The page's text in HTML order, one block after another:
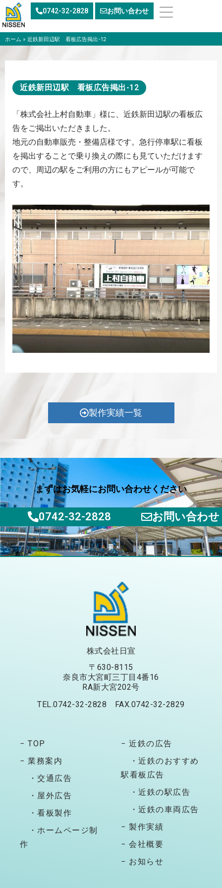
内
容
を
ス
ッ
0742-32-2828 お問い合わせ
ホーム » 近鉄新田辺駅 看板広告掲出-12
近鉄新田辺駅 看板広告掲出-12
「株式会社上村自動車」様に、近鉄新田辺駅の看板広
告をご掲出いただきました。
地元の自動車販売・整備店様です。急行停車駅に看板
を掲出することで乗り換えの際にも見ていただけます
ので、周辺の駅をご利用の方にもアピールが可能で
す。
製作実績一覧
まずはお気軽にお問い合わせください
0742-32-2828 お問い合わせ
株式会社日宣
〒630-8115
奈良市大宮町三丁目4番16
RA新大宮202号
TEL.0742-32-2828 FAX.0742-32-2829
− TOP
− 業務案内
・交通広告
・屋外広告
・看板製作
・ホームページ制
作
− 近鉄の広告
・近鉄のおすすめ
駅看板広告
・近鉄の駅広告
・近鉄の車両広告
− 製作実績
− 会社概要
− お知らせ